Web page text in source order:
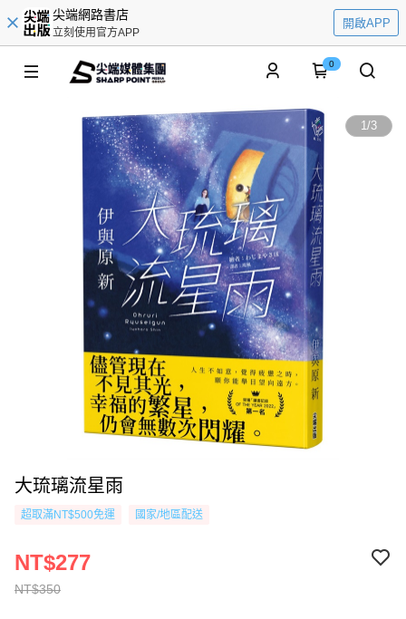
尖端網路書店
立刻使用官方APP
開啟APP
0
1/3
大琉璃流星雨
超取滿NT$500免運 國家/地區配送
NT$350
NT$277